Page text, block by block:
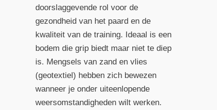
doorslaggevende rol voor de
gezondheid van het paard en de
kwaliteit van de training. Ideaal is een
bodem die grip biedt maar niet te diep
is. Mengsels van zand en vlies
(geotextiel) hebben zich bewezen
wanneer je onder uiteenlopende
weersomstandigheden wilt werken.